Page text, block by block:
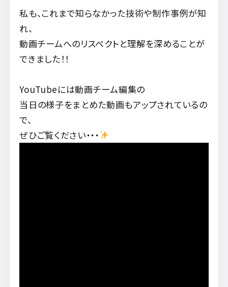
私も、これまで知らなかった技術や制作事例が知
れ、
動画チームへのリスペクトと理解を深めることが
できました！！
YouTubeには動画チーム編集の
当日の様子をまとめた動画もアップされているの
で、
ぜひご覧ください・・・